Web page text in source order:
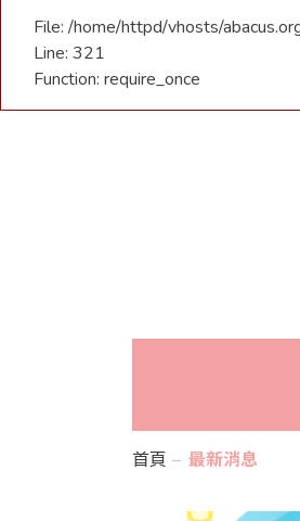
File: /home/httpd/vhosts/
Line: 321
Function: require_once
首頁 最新消息